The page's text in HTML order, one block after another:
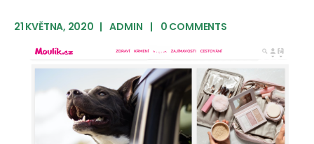
21 KVĚTNA, 2020 ADMIN 0 COMMENTS